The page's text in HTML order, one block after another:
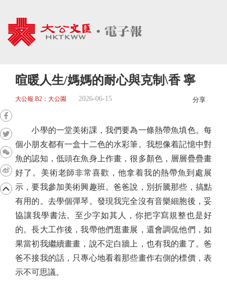
暄暖人生/媽媽的耐心與克制\香 寧
大公報 B2：大公園 2026-06-15 分享
小學的一堂美術課，我們要為一條熱帶魚填色。每
個小朋友都有一盒十二色的水彩筆。我想像着記憶中對
魚的認知，低頭在魚身上作畫，很多顏色，層層疊疊畫
好了。美術老師非常喜歡，他拿着我的熱帶魚到處展
示，要我參加美術興趣班。爸爸說，別折騰那些，搞點
有用的。去學個彈琴。發現我完全沒有音樂細胞後，妥
協讓我學書法。至少字如其人，你把字寫規整也是好
的。長大工作後，我帶他們逛畫展，還會調侃他們，如
果當初我繼續畫畫，說不定白牆上，也有我的畫了。爸
爸不接我的話，只專心地看着那些畫作右側的標價，表
示不可思議。